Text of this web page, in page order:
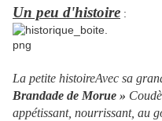
Un peu d'histoire :
La petite histoireAvec sa
Brandade de Morue »
appétissant, nourrissant, au